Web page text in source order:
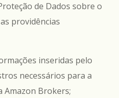
de Dados sobre o
providências
inseridas pelo
necessários para a
Amazon Brokers;